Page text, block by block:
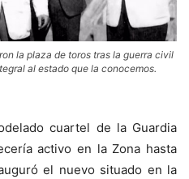
la plaza de toros tras la guerra civil
al estado que la conocemos.
cuartel de la Guardia
activo en la Zona hasta
el nuevo situado en la